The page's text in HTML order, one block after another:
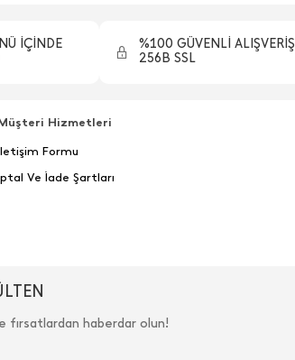
İÇİNDE
%100 GÜVENLİ ALIŞVERİŞ
256B SSL
Hizmetleri
Formu
Ve İade Şartları
fırsatlardan haberdar olun!